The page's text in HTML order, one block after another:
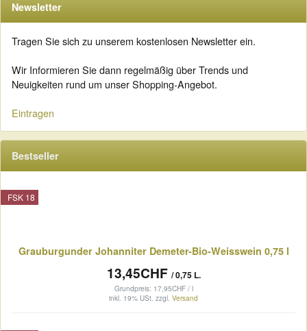
Newsletter
Tragen Sie sich zu unserem kostenlosen Newsletter ein.
Wir Informieren Sie dann regelmäßig über Trends und
Neuigkeiten rund um unser Shopping-Angebot.
Eintragen
Bestseller
FSK 18
Grauburgunder Johanniter Demeter-Bio-Weisswein 0,75 l
13,45CHF / 0,75 L.
Grundpreis: 17,95CHF / l
inkl. 19% USt. zzgl. Versand